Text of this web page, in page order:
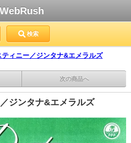
WebRush
検索
ティニー／ジンタナ&エメラルズ
次の商品へ
ジンタナ&エメラルズ